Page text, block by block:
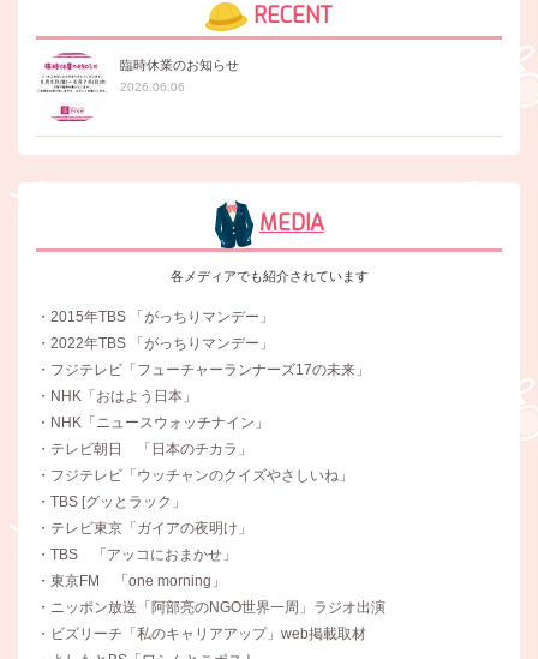
RECENT
臨時休業のお知らせ
2026.06.06
MEDIA
各メディアでも紹介されています
・2015年TBS 「がっちりマンデー」
・2022年TBS 「がっちりマンデー」
・フジテレビ「フューチャーランナーズ17の未来」
・NHK「おはよう日本」
・NHK「ニュースウォッチナイン」
・テレビ朝日 「日本のチカラ」
・フジテレビ「ウッチャンのクイズやさしいね」
・TBS [グッとラック」
・テレビ東京「ガイアの夜明け」
・TBS 「アッコにおまかせ」
・東京FM 「one morning」
・ニッポン放送「阿部亮のNGO世界一周」ラジオ出演
・ビズリーチ「私のキャリアアップ」web掲載取材